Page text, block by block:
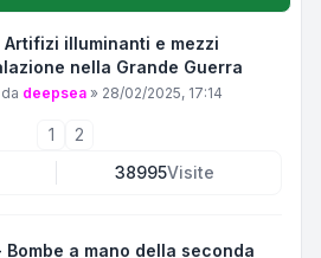
- Artifizi illuminanti e mezzi
nella Grande Guerra
deepsea » 28/02/2025, 17:14
1
2
38995Visite
a mano della seconda